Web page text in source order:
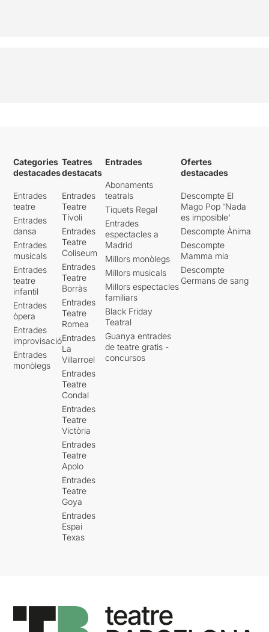
Categories
destacades
Entrades
teatre
Entrades
dansa
Entrades
musicals
Entrades
teatre
infantil
Entrades
òpera
Entrades
improvisació
Entrades
monòlegs
Teatres
destacats
Entrades
Teatre
Tívoli
Entrades
Teatre
Coliseum
Entrades
Teatre
Borràs
Entrades
Teatre
Romea
Entrades
La
Villarroel
Entrades
Teatre
Condal
Entrades
Teatre
Victòria
Entrades
Teatre
Apolo
Entrades
Teatre
Goya
Entrades
Espai
Texas
Entrades
Abonaments
teatrals
Tiquets Regal
Entrades
espectacles a
Madrid
Millors monòlegs
Millors musicals
Millors espectacles
familiars
Black Friday
Teatral
Guanya entrades
de teatre gratis -
concursos
Ofertes
destacades
Descompte El
Mago Pop 'Nada
es imposible'
Descompte Ànima
Descompte
Mamma mia
Descompte
Germans de sang